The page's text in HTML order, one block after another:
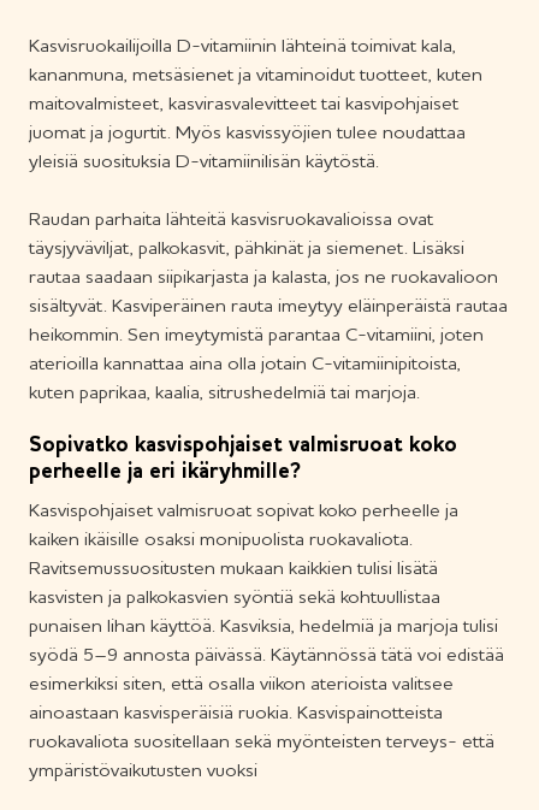
Kasvisruokailijoilla D-vitamiinin lähteinä toimivat kala,
kananmuna, metsäsienet ja vitaminoidut tuotteet, kuten
maitovalmisteet, kasvirasvalevitteet tai kasvipohjaiset
juomat ja jogurtit. Myös kasvissyöjien tulee noudattaa
yleisiä suosituksia D-vitamiinilisän käytöstä.
Raudan parhaita lähteitä kasvisruokavalioissa ovat
täysjyväviljat, palkokasvit, pähkinät ja siemenet. Lisäksi
rautaa saadaan siipikarjasta ja kalasta, jos ne ruokavalioon
sisältyvät. Kasviperäinen rauta imeytyy eläinperäistä rautaa
heikommin. Sen imeytymistä parantaa C-vitamiini, joten
aterioilla kannattaa aina olla jotain C-vitamiinipitoista,
kuten paprikaa, kaalia, sitrushedelmiä tai marjoja.
Sopivatko kasvispohjaiset valmisruoat koko
perheelle ja eri ikäryhmille?
Kasvispohjaiset valmisruoat sopivat koko perheelle ja
kaiken ikäisille osaksi monipuolista ruokavaliota.
Ravitsemussuositusten mukaan kaikkien tulisi lisätä
kasvisten ja palkokasvien syöntiä sekä kohtuullistaa
punaisen lihan käyttöä. Kasviksia, hedelmiä ja marjoja tulisi
syödä 5–9 annosta päivässä. Käytännössä tätä voi edistää
esimerkiksi siten, että osalla viikon aterioista valitsee
ainoastaan kasvisperäisiä ruokia. Kasvispainotteista
ruokavaliota suositellaan sekä myönteisten terveys- että
ympäristövaikutusten vuoksi